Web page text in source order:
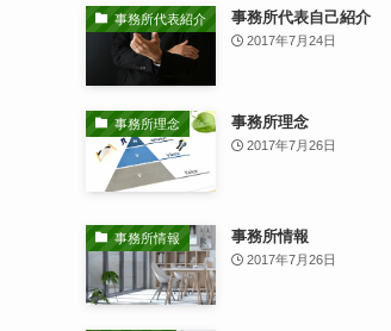
事務所代表紹介 事務所代表自己紹介
2017年7月24日
事務所理念 事務所理念
2017年7月26日
事務所情報 事務所情報
2017年7月26日